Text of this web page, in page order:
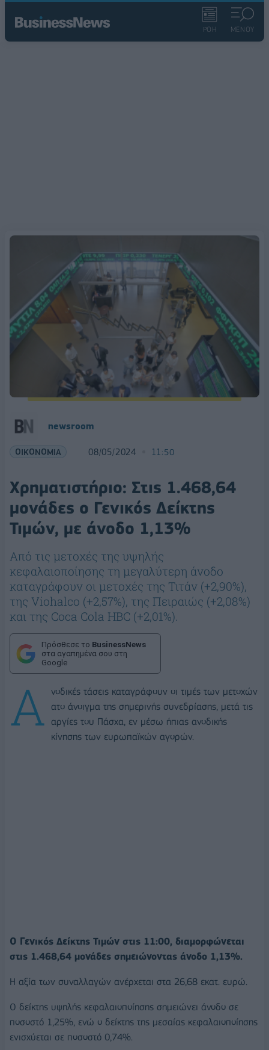
ΡΟΗ ΜΕΝΟΥ
newsroom
ΟΙΚΟΝΟΜΙΑ 08/05/2024 11:50
Χρηματιστήριο: Στις 1.468,64
μονάδες ο Γενικός Δείκτης
Τιμών, με άνοδο 1,13%
Από τις μετοχές της υψηλής
κεφαλαιοποίησης τη μεγαλύτερη άνοδο
καταγράφουν οι μετοχές της Τιτάν (+2,90%),
της Viohalco (+2,57%), της Πειραιώς (+2,08%)
και της Coca Cola HBC (+2,01%).
Πρόσθεσε το BusinessNews
στα αγαπημένα σου στη
Google
Α νοδικές τάσεις καταγράφουν οι τιμές των μετοχών
ατο άνοιγμα της σημερινής συνεδρίασης, μετά τις
αργίες του Πάσχα, εν μέσω ήπιας ανοδικής
κίνησης των ευρωπαϊκών αγορών.
O Γενικός Δείκτης Τιμών στις 11:00, διαμορφώνεται
στις 1.468,64 μονάδες σημειώνοντας άνοδο 1,13%.
Η αξία των συναλλαγών ανέρχεται στα 26,68 εκατ. ευρώ.
Ο δείκτης υψηλής κεφαλαιοποίησης σημειώνει άνοδο σε
ποσοστό 1,25%, ενώ ο δείκτης της μεσαίας κεφαλαιοποίησης
ενισχύεται σε ποσοστό 0,74%.